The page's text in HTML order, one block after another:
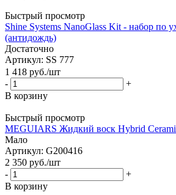
Быстрый просмотр
Shine Systems NanoGlass Kit - набор по
(антидождь)
Достаточно
Артикул: SS 777
1 418 руб./шт
-
+
В корзину
Быстрый просмотр
MEGUIARS Жидкий воск Hybrid
Мало
Артикул: G200416
2 350 руб./шт
-
+
В корзину